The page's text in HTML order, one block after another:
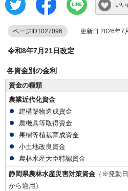
いい
ページID1027096 更新日 2026年7
令和8年7月21日改定
各資金別の金利
資金の種類
農業近代化資金
建構築物造成資金
農機具等取得資金
果樹等植栽育成資金
小土地改良資金
農林水産大臣特認資金
静岡県農林水産災害対策資金 （※発動日
から適用）